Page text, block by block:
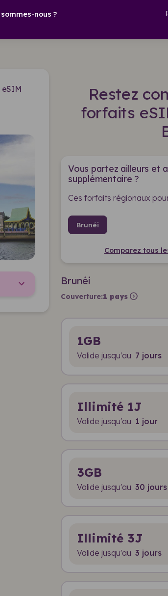
nous ?
Restez
forfaits
Vous partez ailleurs et
supplémentaire ?
Ces forfaits régionaux
Brunéi
Comparez tous
Brunéi
Couverture:1 pays expand_circle_right
1GB
Valide jusqu'au 7 jours
Illimité 1J
Valide jusqu'au 1 jour
3GB
Valide jusqu'au 30 jours
Illimité 3J
Valide jusqu'au 3 jours